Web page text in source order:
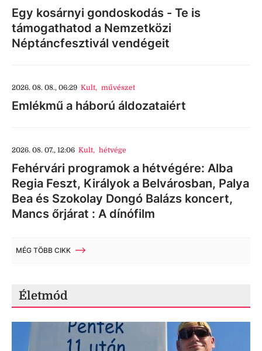
Egy kosárnyi gondoskodás - Te is
támogathatod a Nemzetközi
Néptáncfesztivál vendégeit
2026. 08. 08., 06:29 Kult, művészet
Emlékmű a háború áldozataiért
2026. 08. 07., 12:06 Kult, hétvége
Fehérvári programok a hétvégére: Alba
Regia Feszt, Királyok a Belvárosban, Palya
Bea és Szokolay Dongó Balázs koncert,
Mancs őrjárat : A dínófilm
MÉG TÖBB CIKK
Életmód